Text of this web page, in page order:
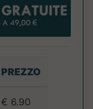
PREZZO
€ 6.90